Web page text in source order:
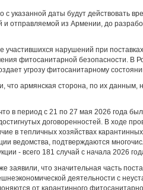
с указанной даты будут действовать
и отправляемой из Армении, до
нарушений при
фитосанитарной безопасности. В
угрозу фитосанитарному
что армянская сторона, по их
в период с 21 по 27 мая 2026 года
договоренностей. В ходе
в тепличных хозяйствах
ведомства, подтверждаются
- всего 181 случай с начала 2026
заявили, что значительная часть
деятельности с
от карантинного